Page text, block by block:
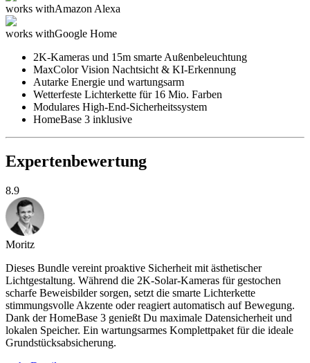
works withAmazon Alexa
works withGoogle Home
2K-Kameras und 15m smarte Außenbeleuchtung
MaxColor Vision Nachtsicht & KI-Erkennung
Autarke Energie und wartungsarm
Wetterfeste Lichterkette für 16 Mio. Farben
Modulares High-End-Sicherheitssystem
HomeBase 3 inklusive
Expertenbewertung
8.9
Moritz
Dieses Bundle vereint proaktive Sicherheit mit ästhetischer
Lichtgestaltung. Während die 2K-Solar-Kameras für gestochen
scharfe Beweisbilder sorgen, setzt die smarte Lichterkette
stimmungsvolle Akzente oder reagiert automatisch auf Bewegung.
Dank der HomeBase 3 genießt Du maximale Datensicherheit und
lokalen Speicher. Ein wartungsarmes Komplettpaket für die ideale
Grundstücksabsicherung.